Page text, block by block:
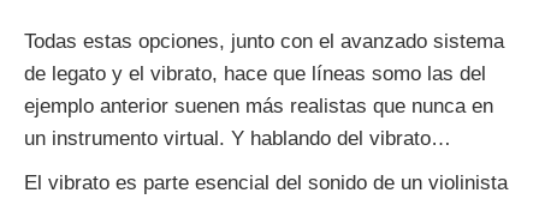
Todas estas opciones, junto con el avanzado sistema
de legato y el vibrato, hace que líneas somo las del
ejemplo anterior suenen más realistas que nunca en
un instrumento virtual. Y hablando del vibrato…
El vibrato es parte esencial del sonido de un violinista